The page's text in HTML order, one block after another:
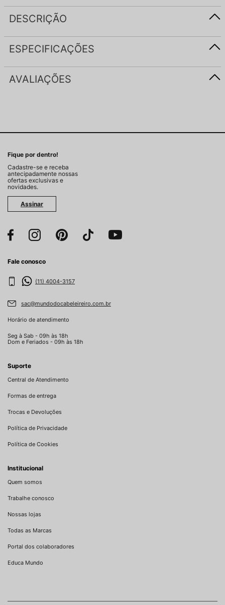
DESCRIÇÃO
ESPECIFICAÇÕES
AVALIAÇÕES
Fique por dentro!
Cadastre-se e receba
antecipadamente nossas
ofertas exclusivas e
novidades.
Assinar
Fale conosco
(11) 4004-3157
sac@mundodocabeleireiro.com.br
Horário de atendimento
Seg à Sab - 09h às 18h
Dom e Feriados - 09h às 18h
Suporte
Central de Atendimento
Formas de entrega
Trocas e Devoluções
Política de Privacidade
Política de Cookies
Institucional
Quem somos
Trabalhe conosco
Nossas lojas
Todas as Marcas
Portal dos colaboradores
Educa Mundo